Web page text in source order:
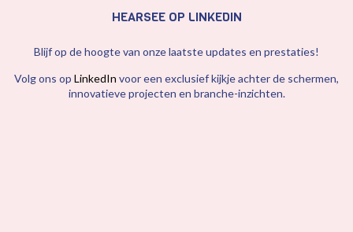
HEARSEE OP LINKEDIN
Blijf op de hoogte van onze laatste updates en prestaties!
Volg ons op LinkedIn voor een exclusief kijkje achter de schermen,
innovatieve projecten en branche-inzichten.